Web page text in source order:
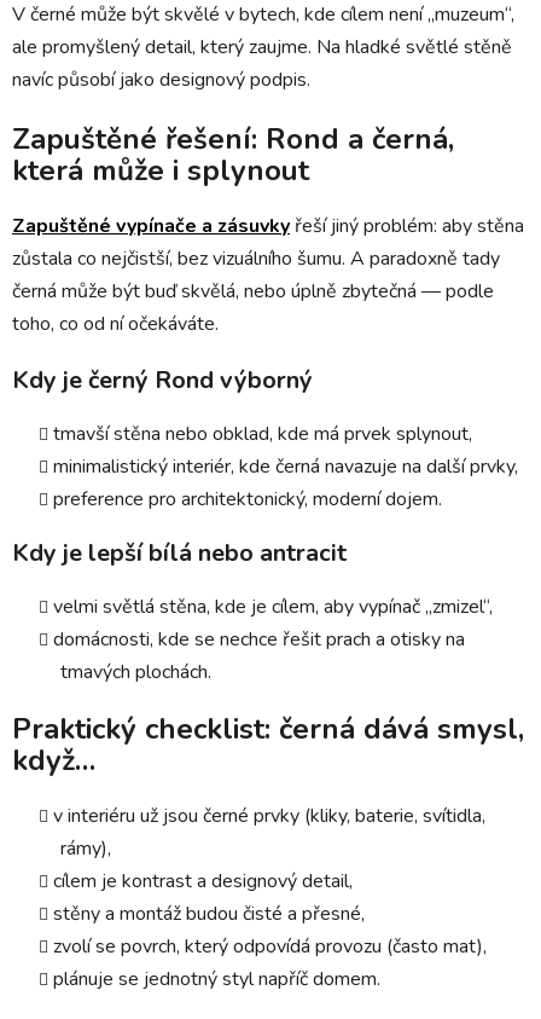
V černé může být skvělé v bytech, kde cílem není „muzeum“,
ale promyšlený detail, který zaujme. Na hladké světlé stěně
navíc působí jako designový podpis.
Zapuštěné řešení: Rond a černá,
která může i splynout
Zapuštěné vypínače a zásuvky řeší jiný problém: aby stěna
zůstala co nejčistší, bez vizuálního šumu. A paradoxně tady
černá může být buď skvělá, nebo úplně zbytečná — podle
toho, co od ní očekáváte.
Kdy je černý Rond výborný
tmavší stěna nebo obklad, kde má prvek splynout,
minimalistický interiér, kde černá navazuje na další prvky,
preference pro architektonický, moderní dojem.
Kdy je lepší bílá nebo antracit
velmi světlá stěna, kde je cílem, aby vypínač „zmizel“,
domácnosti, kde se nechce řešit prach a otisky na
tmavých plochách.
Praktický checklist: černá dává smysl,
když…
v interiéru už jsou černé prvky (kliky, baterie, svítidla,
rámy),
cílem je kontrast a designový detail,
stěny a montáž budou čisté a přesné,
zvolí se povrch, který odpovídá provozu (často mat),
plánuje se jednotný styl napříč domem.